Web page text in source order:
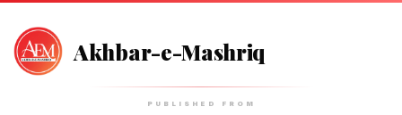
Akhbar-e-Mashriq
PUBLISHED FROM